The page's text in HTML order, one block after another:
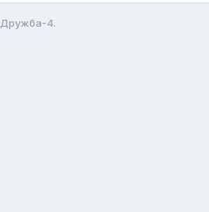
Дружба-4.